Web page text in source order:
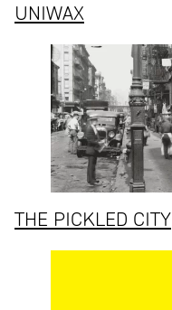
UNIWAX
THE PICKLED CITY